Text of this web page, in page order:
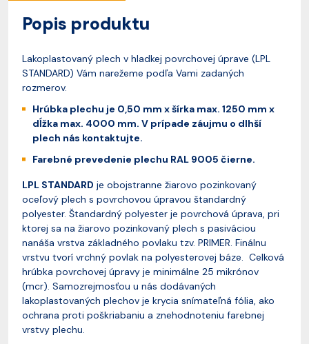
Popis produktu
Lakoplastovaný plech v hladkej povrchovej úprave (LPL
STANDARD) Vám narežeme podľa Vami zadaných
rozmerov.
Hrúbka plechu je 0,50 mm x šírka max. 1250 mm x
dĺžka max. 4000 mm. V prípade záujmu o dlhší
plech nás kontaktujte.
Farebné prevedenie plechu RAL 9005 čierne.
LPL STANDARD je obojstranne žiarovo pozinkovaný
oceľový plech s povrchovou úpravou štandardný
polyester. Štandardný polyester je povrchová úprava, pri
ktorej sa na žiarovo pozinkovaný plech s pasiváciou
nanáša vrstva základného povlaku tzv. PRIMER. Finálnu
vrstvu tvorí vrchný povlak na polyesterovej báze. Celková
hrúbka povrchovej úpravy je minimálne 25 mikrónov
(mcr). Samozrejmosťou u nás dodávaných
lakoplastovaných plechov je krycia snímateľná fólia, ako
ochrana proti poškriabaniu a znehodnoteniu farebnej
vrstvy plechu.